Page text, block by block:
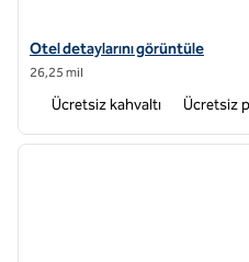
Homewood Suites by Hilton
Otel detaylarını görüntüle
26,25 mil
Ücretsiz kahvaltı Ücretsiz
1 / 12